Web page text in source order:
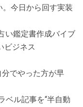
今日から回す実装
い鑑定書作成バイブ
ビジネス
でやった方が早
ベル記事を“半自動